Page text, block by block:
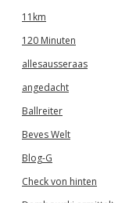
11km
120 Minuten
allesausseraas
angedacht
Ballreiter
Beves Welt
Blog-G
Check von hinten